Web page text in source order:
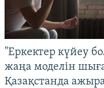
"Еркектер күйеу
жаңа моделін
Қазақстанда